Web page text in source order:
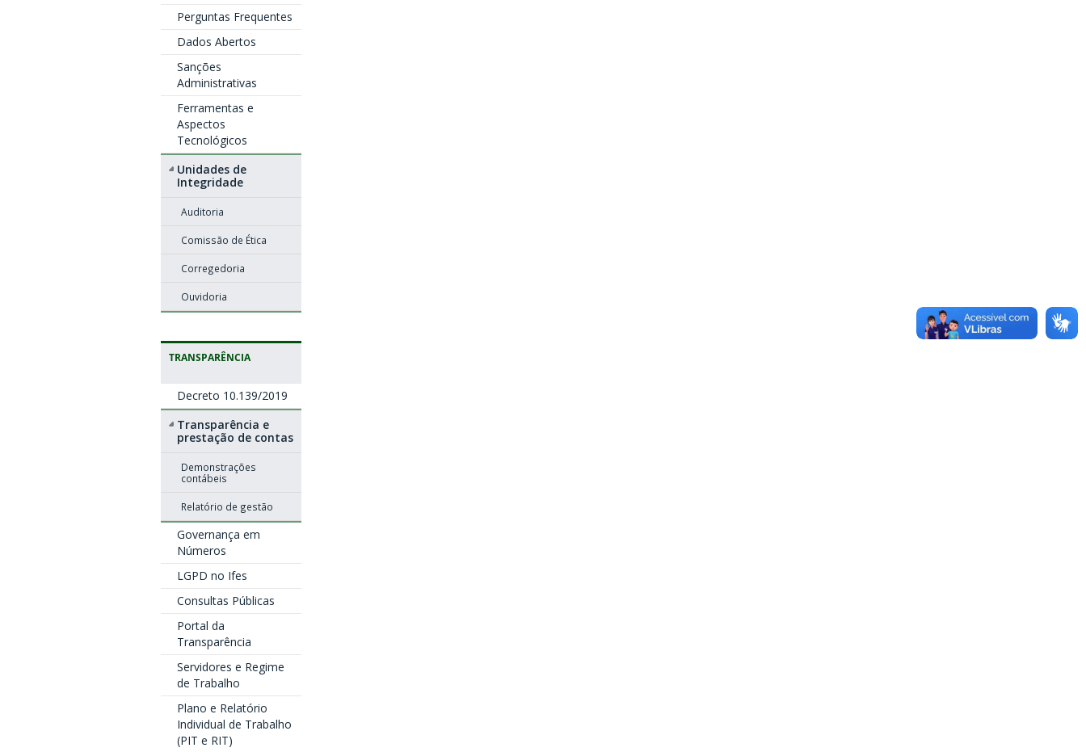
Perguntas Frequentes
Dados Abertos
Sanções
Administrativas
Ferramentas e
Aspectos
Tecnológicos
Unidades de
Integridade
Auditoria
Comissão de Ética
Corregedoria
Ouvidoria
TRANSPARÊNCIA
Decreto 10.139/2019
Transparência e
prestação de contas
Demonstrações
contábeis
Relatório de gestão
Governança em
Números
LGPD no Ifes
Consultas Públicas
Portal da
Transparência
Servidores e Regime
de Trabalho
Plano e Relatório
Individual de Trabalho
(PIT e RIT)